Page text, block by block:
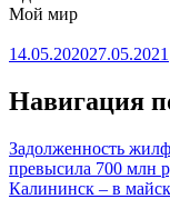
Мой мир
14.05.202027.05.2021
Навигация
Задолженность
превысила 700 млн
Калининск – в